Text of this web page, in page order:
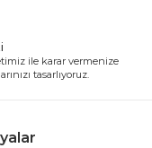
ile karar vermenize
tasarlıyoruz.